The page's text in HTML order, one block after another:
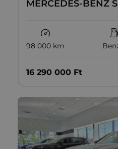
MERCEDES-BENZ
98 000 km
16‏‏‎ ‎290‏‏‎ ‎000 Ft